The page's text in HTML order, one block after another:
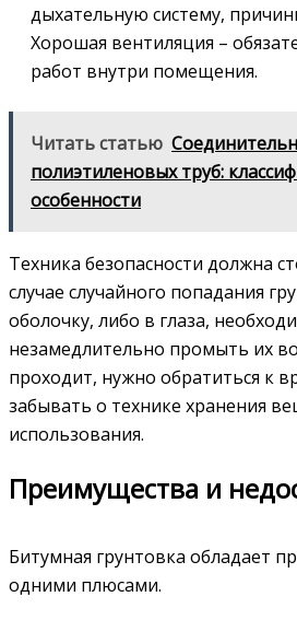
дыхательную систему,
Хорошая вентиляция –
работ внутри помещения.
Читать статью
полиэтиленовых труб:
особенности
Техника безопасности должна
случае случайного попадания
оболочку, либо в глаза,
незамедлительно промыть их
проходит, нужно обратиться к
забывать о технике хранения
использования.
Преимущества и
Битумная грунтовка обладает
одними плюсами.